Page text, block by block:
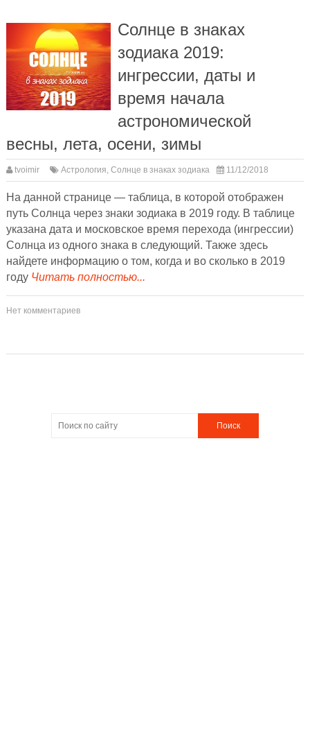
Солнце в знаках
зодиака 2019:
ингрессии, даты и
время начала
астрономической
весны, лета, осени, зимы
tvoimir Астрология, Солнце в знаках зодиака 11/12/2018
На данной странице — таблица, в которой отображен
путь Солнца через знаки зодиака в 2019 году. В таблице
указана дата и московское время перехода (ингрессии)
Солнца из одного знака в следующий. Также здесь
найдете информацию о том, когда и во сколько в 2019
году Читать полностью...
Нет комментариев